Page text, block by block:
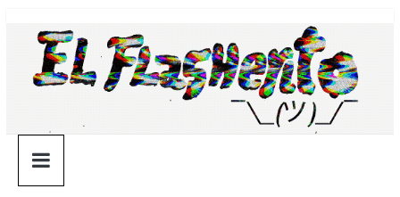
contenido
¯\_(ツ)_/
¯